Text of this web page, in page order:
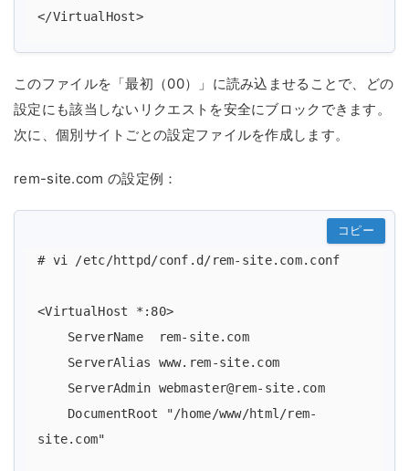
このファイルを「最初（00）」に読み込ませることで、どの
設定にも該当しないリクエストを安全にブロックできます。
次に、個別サイトごとの設定ファイルを作成します。
rem-site.com の設定例：
コピー
# vi /etc/httpd/conf.d/rem-site.com.conf
<VirtualHost *:80>
site.com"